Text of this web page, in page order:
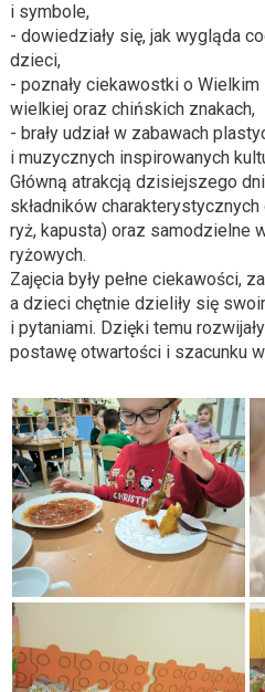
i symbole,
- dowiedziały się, jak wygląda
dzieci,
- poznały ciekawostki o
wielkiej oraz chińskich znakach,
- brały udział w zabawach
i muzycznych inspirowanych
Główną atrakcją dzisiejszego
składników
ryż, kapusta) oraz samodzielne
ryżowych.
Zajęcia były pełne ciekawości,
a dzieci chętnie dzieliły się
i pytaniami. Dzięki temu
postawę otwartości i szacunku